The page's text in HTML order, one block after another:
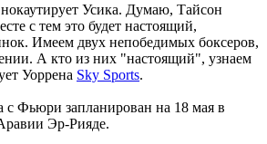
Усика. Думаю, Тайсон
с тем это будет настоящий,
Имеем двух непобедимых боксеров,
А кто из них "настоящий", узнаем
Уоррена Sky Sports.
Фьюри запланирован на 18 мая в
Эр-Рияде.